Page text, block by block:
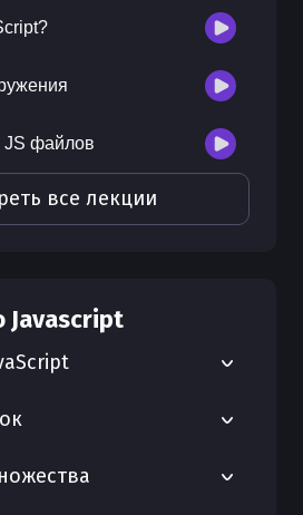
JS файлов
все лекции
Javascript
String в JavaScript
метод trim() - JavaScript